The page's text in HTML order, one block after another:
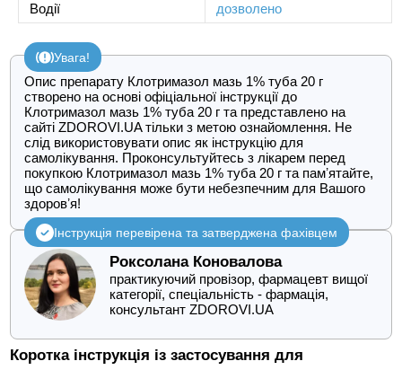
Водії
дозволено
Увага!
Опис препарату Клотримазол мазь 1% туба 20 г
створено на основі офіціальної інструкції до
Клотримазол мазь 1% туба 20 г та представлено на
сайті ZDOROVI.UA тільки з метою ознайомлення. Не
слід використовувати опис як інструкцію для
самолікування. Проконсультуйтесь з лікарем перед
покупкою Клотримазол мазь 1% туба 20 г та памʼятайте,
що самолікування може бути небезпечним для Вашого
здоровʼя!
Інструкція перевірена та затверджена фахівцем
Роксолана Коновалова
практикуючий провізор, фармацевт вищої
категорії, спеціальність - фармація,
консультант ZDOROVI.UA
Коротка інструкція із застосування для